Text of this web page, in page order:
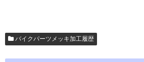
バイクパーツメッキ加工履歴